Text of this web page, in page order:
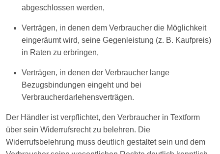
abgeschlossen werden,
Verträgen, in denen dem Verbraucher die Möglichkeit
eingeräumt wird, seine Gegenleistung (z. B. Kaufpreis)
in Raten zu erbringen,
Verträgen, in denen der Verbraucher lange
Bezugsbindungen eingeht und bei
Verbraucherdarlehensverträgen.
Der Händler ist verpflichtet, den Verbraucher in Textform
über sein Widerrufsrecht zu belehren. Die
Widerrufsbelehrung muss deutlich gestaltet sein und dem